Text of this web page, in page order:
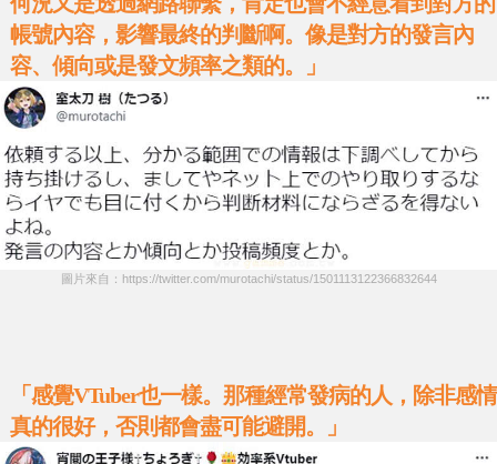
帳號內容，影響最終的判斷啊。像是對方的發言內
容、傾向或是發文頻率之類的。」
圖片來自：https://twitter.com/murotachi/status/1501113122366832644
「感覺VTuber也一樣。那種經常發病的人，除非感情
真的很好，否則都會盡可能避開。」